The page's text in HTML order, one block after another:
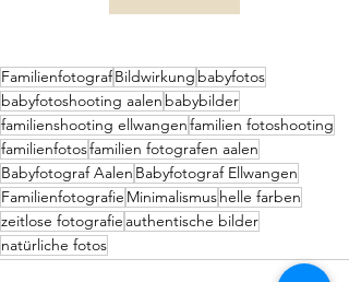
FamilienfotografBildwirkung babyfotos
babyfotoshooting aalen babybilder
familienshooting ellwangenfamilien fotoshooting
familienfotosfamilien fotografen aalen
Babyfotograf Aalen Babyfotograf Ellwangen
Familienfotografie Minimalismushelle farben
zeitlose fotografie authentische bilder
natürliche fotos